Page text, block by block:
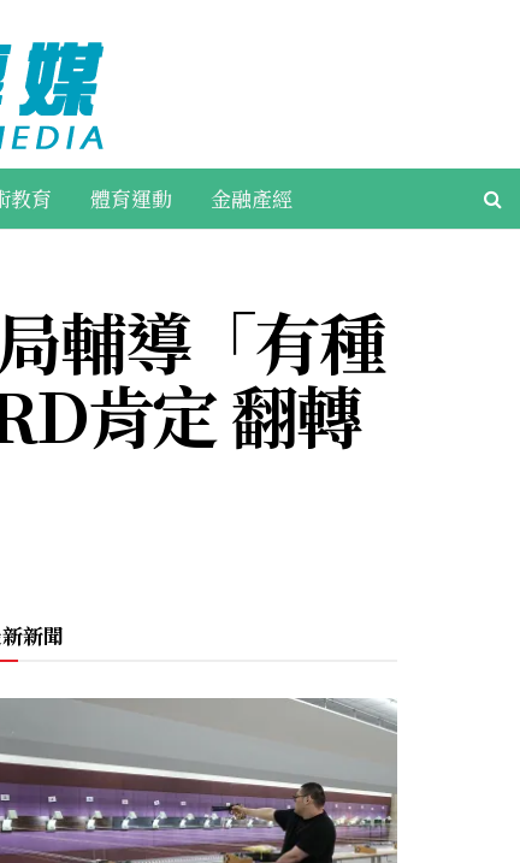
教育 體育運動 金融產經
輔導「有種
肯定 翻轉
新聞